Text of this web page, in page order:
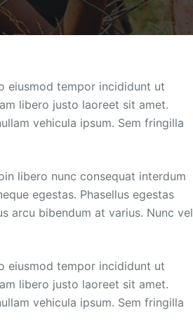
eiusmod tempor incididunt ut
libero justo laoreet sit amet.
vehicula ipsum. Sem fringilla
libero nunc consequat interdum
egestas. Phasellus egestas
arcu bibendum at varius. Nunc vel
eiusmod tempor incididunt ut
libero justo laoreet sit amet.
vehicula ipsum. Sem fringilla